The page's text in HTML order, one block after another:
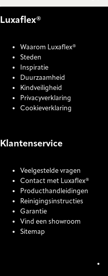
Luxaflex®
Waarom Luxaflex®
Steden
Inspiratie
Duurzaamheid
Kindveiligheid
Privacyverklaring
Cookieverklaring
Klantenservice
Veelgestelde vragen
Contact met Luxaflex®
Producthandleidingen
Reinigingsinstructies
Garantie
Vind een showroom
Sitemap